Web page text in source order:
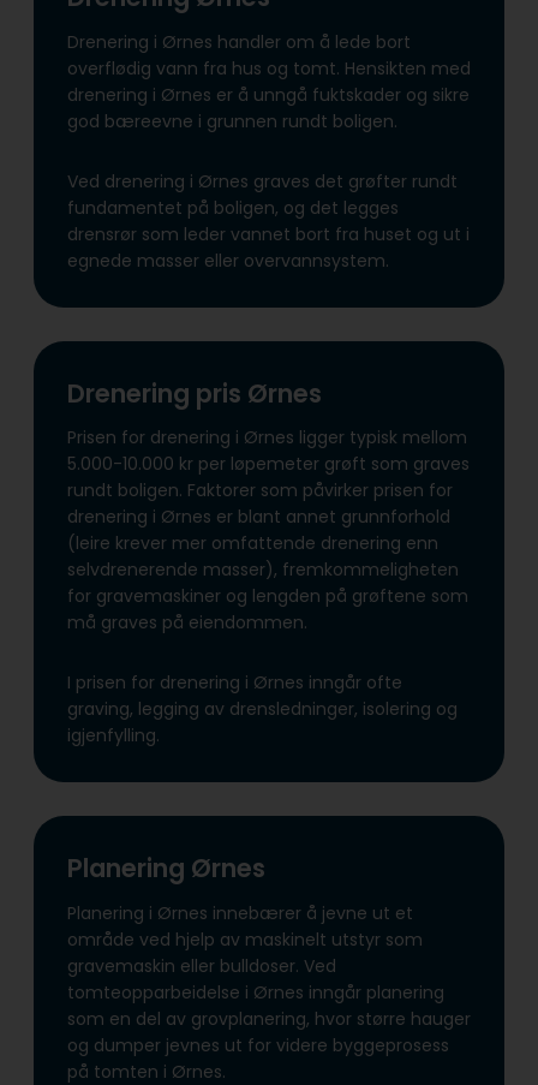
Drenering i Ørnes handler om å lede bort
overflødig vann fra hus og tomt. Hensikten med
drenering i Ørnes er å unngå fuktskader og sikre
god bæreevne i grunnen rundt boligen.
Ved drenering i Ørnes graves det grøfter rundt
fundamentet på boligen, og det legges
drensrør som leder vannet bort fra huset og ut i
egnede masser eller overvannsystem.
Drenering pris Ørnes
Prisen for drenering i Ørnes ligger typisk mellom
5.000-10.000 kr per løpemeter grøft som graves
rundt boligen. Faktorer som påvirker prisen for
drenering i Ørnes er blant annet grunnforhold
(leire krever mer omfattende drenering enn
selvdrenerende masser), fremkommeligheten
for gravemaskiner og lengden på grøftene som
må graves på eiendommen.
I prisen for drenering i Ørnes inngår ofte
graving, legging av drensledninger, isolering og
igjenfylling.
Planering Ørnes
Planering i Ørnes innebærer å jevne ut et
område ved hjelp av maskinelt utstyr som
gravemaskin eller bulldoser. Ved
tomteopparbeidelse i Ørnes inngår planering
som en del av grovplanering, hvor større hauger
og dumper jevnes ut for videre byggeprosess
på tomten i Ørnes.